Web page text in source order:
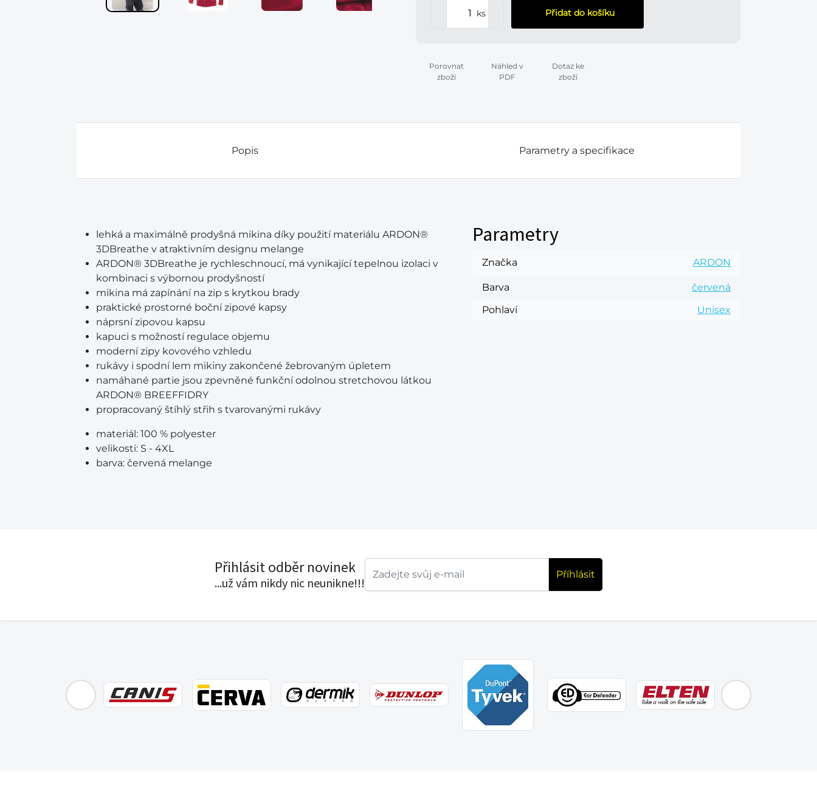
ks Přidat do košíku
Porovnat
zboží
Náhled v
PDF
Dotaz ke
zboží
Popis Parametry a specifikace
lehká a maximálně prodyšná mikina díky použití materiálu ARDON®
3DBreathe v atraktivním designu melange
ARDON® 3DBreathe je rychleschnoucí, má vynikající tepelnou izolaci v
kombinaci s výbornou prodyšností
mikina má zapínání na zip s krytkou brady
praktické prostorné boční zipové kapsy
náprsní zipovou kapsu
kapuci s možností regulace objemu
moderní zipy kovového vzhledu
rukávy i spodní lem mikiny zakončené žebrovaným úpletem
namáhané partie jsou zpevněné funkční odolnou stretchovou látkou
ARDON® BREEFFIDRY
propracovaný štíhlý střih s tvarovanými rukávy
materiál: 100 % polyester
velikosti: S - 4XL
barva: červená melange
Parametry
Značka ARDON
Barva
červená
Pohlaví
Unisex
Přihlásit odběr novinek
...už vám nikdy nic neunikne!!!
Příhlásit
EMOS